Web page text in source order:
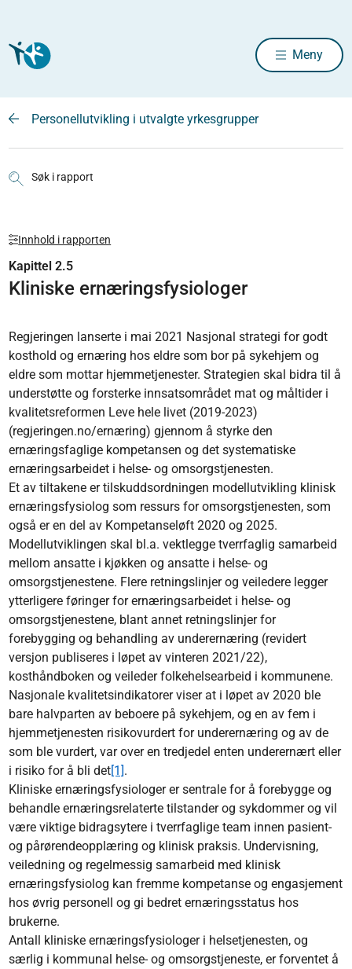
Meny
Personellutvikling i utvalgte yrkesgrupper
Søk i rapport
Innhold i rapporten
Kapittel 2.5
Kliniske ernæringsfysiologer
Regjeringen lanserte i mai 2021 Nasjonal strategi for godt
kosthold og ernæring hos eldre som bor på sykehjem og
eldre som mottar hjemmetjenester. Strategien skal bidra til å
understøtte og forsterke innsatsområdet mat og måltider i
kvalitetsreformen Leve hele livet (2019-2023)
(regjeringen.no/ernæring) gjennom å styrke den
ernæringsfaglige kompetansen og det systematiske
ernæringsarbeidet i helse- og omsorgstjenesten.
Et av tiltakene er tilskuddsordningen modellutvikling klinisk
ernæringsfysiolog som ressurs for omsorgstjenesten, som
også er en del av Kompetanseløft 2020 og 2025.
Modellutviklingen skal bl.a. vektlegge tverrfaglig samarbeid
mellom ansatte i kjøkken og ansatte i helse- og
omsorgstjenestene. Flere retningslinjer og veiledere legger
ytterligere føringer for ernæringsarbeidet i helse- og
omsorgstjenestene, blant annet retningslinjer for
forebygging og behandling av underernæring (revidert
versjon publiseres i løpet av vinteren 2021/22),
kosthåndboken og veileder folkehelsearbeid i kommunene.
Nasjonale kvalitetsindikatorer viser at i løpet av 2020 ble
bare halvparten av beboere på sykehjem, og en av fem i
hjemmetjenesten risikovurdert for underernæring og av de
som ble vurdert, var over en tredjedel enten underernært eller
i risiko for å bli det[1].
Kliniske ernæringsfysiologer er sentrale for å forebygge og
behandle ernæringsrelaterte tilstander og sykdommer og vil
være viktige bidragsytere i tverrfaglige team innen pasient-
og pårørendeopplæring og klinisk praksis. Undervisning,
veiledning og regelmessig samarbeid med klinisk
ernæringsfysiolog kan fremme kompetanse og engasjement
hos øvrig personell og gi bedret ernæringsstatus hos
brukerne.
Antall kliniske ernæringsfysiologer i helsetjenesten, og
særlig i kommunal helse- og omsorgstjeneste, er forventet å